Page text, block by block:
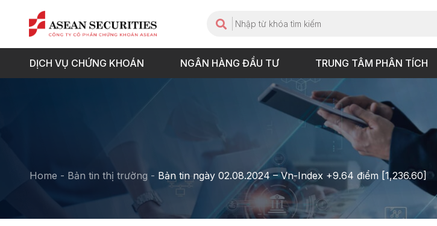
DỊCH VỤ CHỨNG KHOÁN NGÂN HÀNG ĐẦU TƯ TRUNG TÂM PHÂN TÍCH
Home - Bản tin thị trường - Bản tin ngày 02.08.2024 – Vn-Index +9.64 điểm [1,236.60]